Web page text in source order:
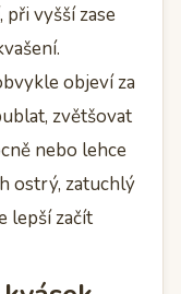
vyšší zase
objeví za
zvětšovat
nebo lehce
ostrý, zatuchlý
lepší začít